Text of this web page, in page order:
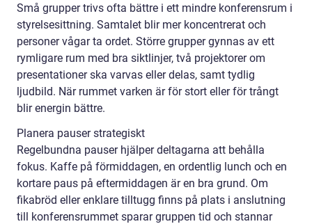
Små grupper trivs ofta bättre i ett mindre konferensrum i
styrelsesittning. Samtalet blir mer koncentrerat och
personer vågar ta ordet. Större grupper gynnas av ett
rymligare rum med bra siktlinjer, två projektorer om
presentationer ska varvas eller delas, samt tydlig
ljudbild. När rummet varken är för stort eller för trångt
blir energin bättre.
Planera pauser strategiskt
Regelbundna pauser hjälper deltagarna att behålla
fokus. Kaffe på förmiddagen, en ordentlig lunch och en
kortare paus på eftermiddagen är en bra grund. Om
fikabröd eller enklare tilltugg finns på plats i anslutning
till konferensrummet sparar gruppen tid och stannar